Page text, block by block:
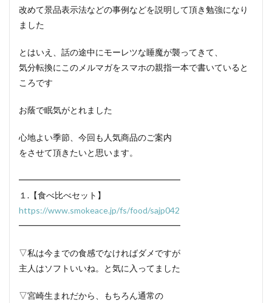
改めて景品表示法などの事例などを説明して頂き勉強になり
ました
とはいえ、話の途中にモーレツな睡魔が襲ってきて、
気分転換にこのメルマガをスマホの親指一本で書いていると
ころです
お蔭で眠気がとれました
心地よい季節、今回も人気商品のご案内
をさせて頂きたいと思います。
━━━━━━━━━━━━━━━━━━━
１.【食べ比べセット】
https://www.smokeace.jp/fs/food/sajp042
━━━━━━━━━━━━━━━━━━━
▽私は今までの食感でなければダメですが
主人はソフトいいね。と気に入ってました
▽宮崎生まれだから、もちろん通常の